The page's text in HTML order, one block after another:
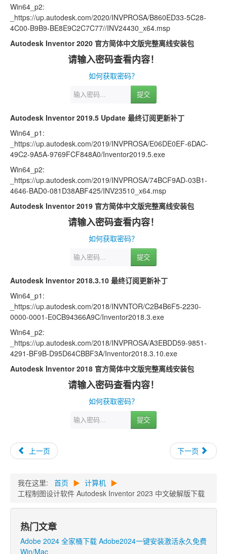
Win64_p2:
_https://up.autodesk.com/2020/INVPROSA/B860ED33-5C28-
4C00-B9B9-BE8E9C2C7C77//INV24430_x64.msp
Autodesk Inventor 2020 官方简体中文版完整离线安装包
请输入密码查看内容！
如何获取密码？
提交
Autodesk Inventor 2019.5 Update 最终订阅更新补丁
Win64_p1:
_https://up.autodesk.com/2019/INVPROSA/E06DE0EF-6DAC-
49C2-9A5A-9769FCF848A0/Inventor2019.5.exe
Win64_p2:
_https://up.autodesk.com/2019/INVPROSA/74BCF9AD-03B1-
4646-BAD0-081D38ABF425/INV23510_x64.msp
Autodesk Inventor 2019 官方简体中文版完整离线安装包
请输入密码查看内容！
如何获取密码？
提交
Autodesk Inventor 2018.3.10 最终订阅更新补丁
Win64_p1:
_https://up.autodesk.com/2018/INVNTOR/C2B4B6F5-2230-
0000-0001-E0CB94366A9C/Inventor2018.3.exe
Win64_p2:
_https://up.autodesk.com/2018/INVPROSA/A3EBDD59-9851-
4291-BF9B-D95D64CBBF3A/Inventor2018.3.10.exe
Autodesk Inventor 2018 官方简体中文版完整离线安装包
请输入密码查看内容！
如何获取密码？
提交
上一页 下一页
我在这里: 首页 ▶ 计算机 ▶
工程制图设计软件 Autodesk Inventor 2023 中文破解版下载
热门文章
Adobe 2024 全家桶下载 Adobe2024一键安装激活永久免费
Win/Mac